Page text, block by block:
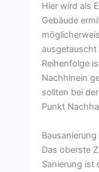
Hier wird als
Gebäude
ausgetauscht
Reihenfolge
Nachhinein
sollten bei
Punkt
Das oberste
Sanierung ist